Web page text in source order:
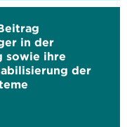
in der
sowie ihre
der